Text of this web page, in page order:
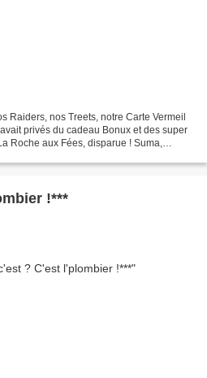
Raiders, nos Treets, notre Carte Vermeil
privés du cadeau Bonux et des super
Roche aux Fées, disparue ! Suma,
!***